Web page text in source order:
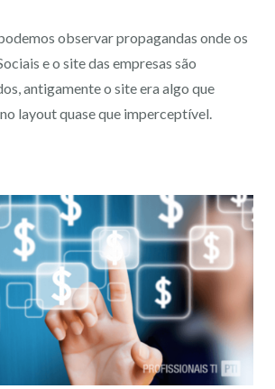
observar propagandas onde os
e o site das empresas são
antigamente o site era algo que
layout quase que imperceptível.